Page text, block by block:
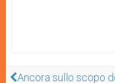
Ancora sullo scopo